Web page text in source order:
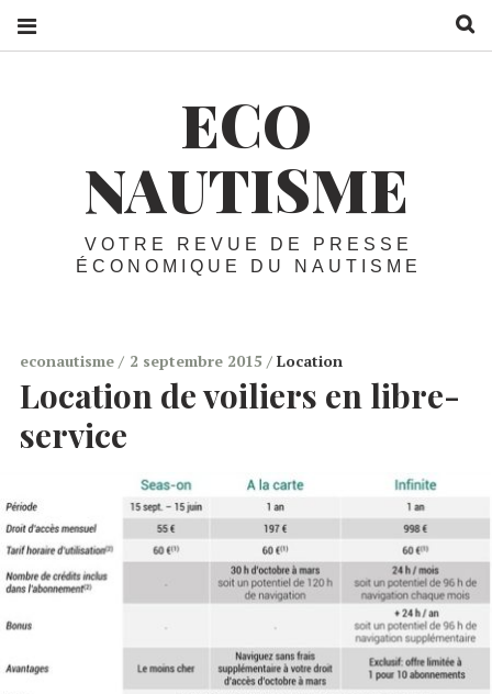
ECO
NAUTISME
VOTRE REVUE DE PRESSE
ÉCONOMIQUE DU NAUTISME
econautisme 2 septembre 2015 Location
Location de voiliers en libre-
service